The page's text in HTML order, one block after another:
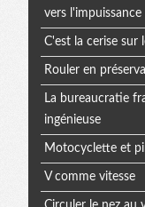
vers
C'est la cerise sur
Rouler en
La bureaucratie
ingénieuse
Motocyclette et
V comme vitesse